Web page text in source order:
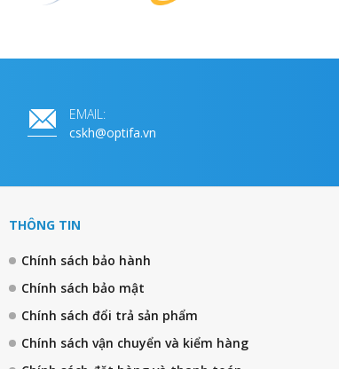
EMAIL:
cskh@optifa.vn
THÔNG TIN
Chính sách bảo hành
Chính sách bảo mật
Chính sách đổi trả sản phẩm
Chính sách vận chuyển và kiểm hàng